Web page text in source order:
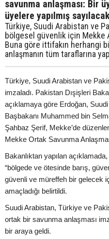
savunma anlaşması: Bir
üyelere yapılmış
Türkiye, Suudi Arabistan ve
bölgesel güvenlik için Mekke
Buna göre ittifakın herhangi
anlaşmanın tüm taraflarına
Türkiye, Suudi Arabistan ve
imzaladı. Pakistan Dışişleri
açıklamaya göre Erdoğan,
Başbakanı Muhammed bin
Şahbaz Şerif, Mekke’de
Mekke Ortak Savunma
Bakanlıktan yapılan
“bölgede ve ötesinde barış,
güvenli ve müreffeh bir gelecek
amaçladığı belirtildi.
Suudi Arabistan, Türkiye ve
ortak bir savunma anlaşması
bir araya geldi.